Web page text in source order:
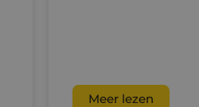
Meer lezen